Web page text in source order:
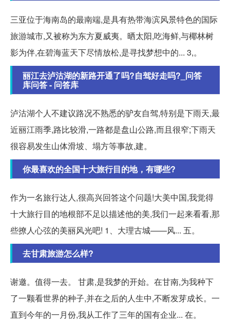
三亚位于海南岛的最南端,是具有热带海滨风景特色的国际
旅游城市,又被称为东方夏威夷。晒太阳,吃海鲜,与椰林树
影为伴,在碧海蓝天下尽情放松,是寻找梦想中的... 3,。
丽江去泸沽湖的新路开通了吗?自驾好走吗?_问答
库问答 - 问答库
泸沽湖个人不建议路况不熟悉的驴友自驾,特别是下雨天,最
近丽江雨季,路比较滑,一路都是盘山公路,而且很窄;下雨天
很容易发生山体滑坡、塌方等事故,建。
你最喜欢的全国十大旅行目的地，有哪些?
作为一名旅行达人,很高兴回答这个问题!大美中国,我觉得
十大旅行目的地根部不足以描述他的美,我们一起来看看,那
些撩人心弦的美丽风光吧! 1、大理古城——风... 五。
去甘肃旅游怎么样?
谢邀。值得一去。 甘肃,是我梦的开始。在甘南,为我种下
了一颗看世界的种子,并在之后的人生中,不断发芽成长。一
直到今年的一月份,我从工作了三年的国有企业... 在。